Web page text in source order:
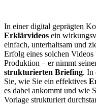
In einer digital geprägten
Erklärvideos ein
einfach, unterhaltsam und
Erfolg eines solchen
Produktion – er nimmt
strukturierten Briefing. In
Sie, wie Sie ein effektives
es dabei ankommt und wie
Vorlage strukturiert